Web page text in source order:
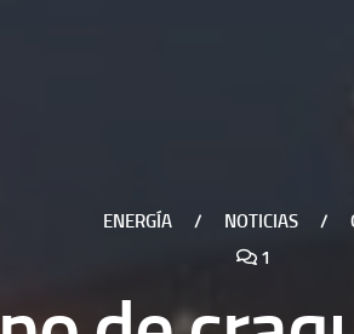
ENERGÍA / NOTICIAS /
1